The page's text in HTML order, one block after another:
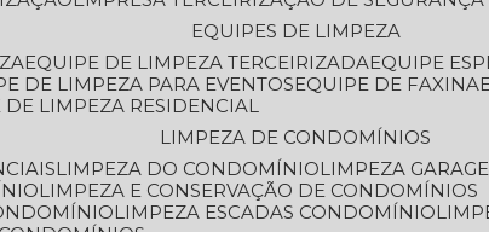
EQUIPES DE LIMPEZA
EQUIPE DE LIMPEZA TERCEIRIZADA EQUIPE
DE LIMPEZA PARA EVENTOS EQUIPE DE FAXINA
DE LIMPEZA RESIDENCIAL
LIMPEZA DE CONDOMÍNIOS
LIMPEZA DO CONDOMÍNIO LIMPEZA
LIMPEZA E CONSERVAÇÃO DE CONDOMÍNIOS
LIMPEZA ESCADAS CONDOMÍNIO